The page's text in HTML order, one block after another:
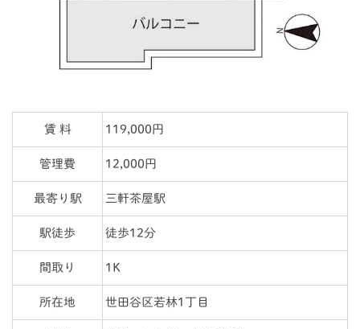
賃 料 119,000円
管理費 12,000円
最寄り駅 三軒茶屋駅
駅徒歩 徒歩12分
間取り 1K
所在地 世田谷区若林1丁目